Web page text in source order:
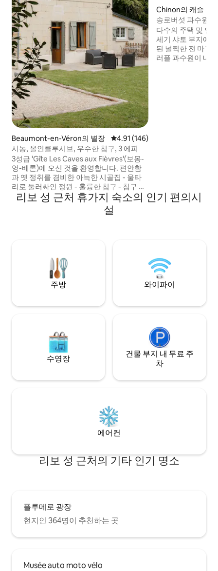
Beaumont-en-Véron의 별장 평점 4.91점(5점 만점), 후기 146
4.91 (146)
시농, 올인클루시브, 우수한 침구, 3 에피
3성급 'Gîte Les Caves aux Fièvres'(보몽-
엉-베론)에 오신 것을 환영합니다. 편안함
과 옛 정취를 겸비한 아늑한 시골집 - 울타
리로 둘러싸인 정원 - 훌륭한 침구 - 침구 포
함 - 모든 편의시설 - 충전소 로얄 캐슬, 와인
루트, 동굴, 자전거를 타고 즐기는 루아르 등
아름다운 지역을 둘러보기에 이상적인 장
Chinon의 캐슬
송로버섯 과수원
다수의 주택 및 인
세기 샤토 부지에
된 널찍한 전 마구
러플 과수원이 내
리보 성 근처 휴가지 숙소의 인기 편의시
설
주방 와이파이
수영장
건물 부지 내 무료 주
차
에어컨
리보 성 근처의 기타 인기 명소
플루메로 광장
현지인 364명이 추천하는 곳
Musée auto moto vélo